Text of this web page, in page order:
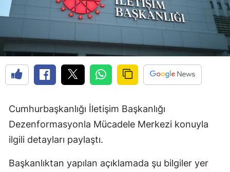
Cumhurbaşkanlığı İletişim Başkanlığı
Dezenformasyonla Mücadele Merkezi konuyla
ilgili detayları paylaştı.
Başkanlıktan yapılan açıklamada şu bilgiler yer